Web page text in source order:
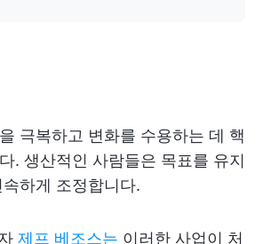
극복하고 변화를 수용하는 데 핵
. 생산적인 사람들은 목표를 유지
하게 조정합니다.
제프 베조스는 이러한 사업이 처